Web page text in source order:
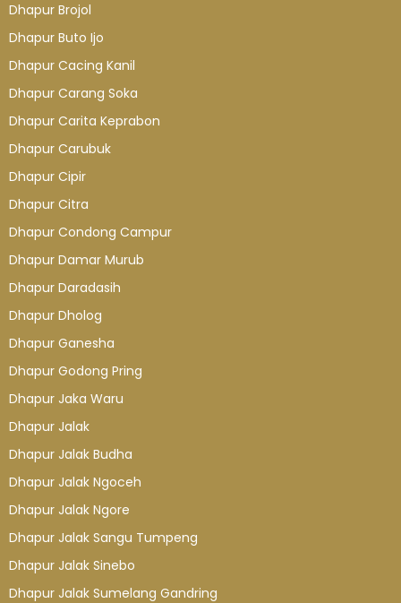
Dhapur Brojol
Dhapur Buto Ijo
Dhapur Cacing Kanil
Dhapur Carang Soka
Dhapur Carita Keprabon
Dhapur Carubuk
Dhapur Cipir
Dhapur Citra
Dhapur Condong Campur
Dhapur Damar Murub
Dhapur Daradasih
Dhapur Dholog
Dhapur Ganesha
Dhapur Godong Pring
Dhapur Jaka Waru
Dhapur Jalak
Dhapur Jalak Budha
Dhapur Jalak Ngoceh
Dhapur Jalak Ngore
Dhapur Jalak Sangu Tumpeng
Dhapur Jalak Sinebo
Dhapur Jalak Sumelang Gandring